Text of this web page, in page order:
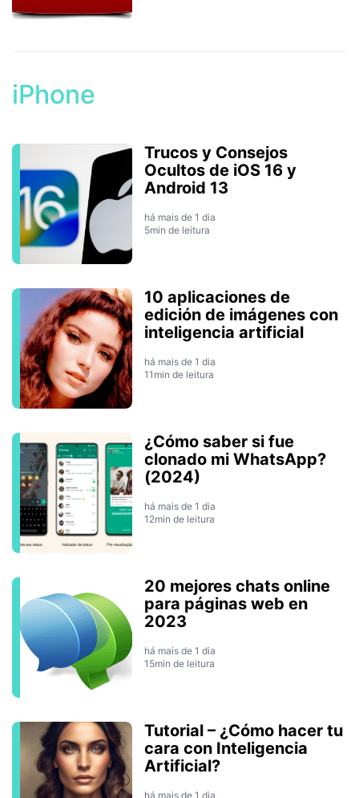
iPhone
Trucos y Consejos
Ocultos de iOS 16 y
Android 13
há mais de 1 dia
5min de leitura
10 aplicaciones de
edición de imágenes con
inteligencia artificial
há mais de 1 dia
11min de leitura
¿Cómo saber si fue
clonado mi WhatsApp?
(2024)
há mais de 1 dia
12min de leitura
20 mejores chats online
para páginas web en
2023
há mais de 1 dia
15min de leitura
Tutorial – ¿Cómo hacer tu
cara con Inteligencia
Artificial?
há mais de 1 dia